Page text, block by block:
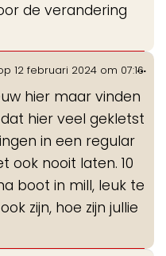
de verandering
12 februari 2024 om 07:16
hier maar vinden
hier veel gekletst
in een regular
ook nooit laten. 10
boot in mill, leuk te
zijn, hoe zijn jullie
...